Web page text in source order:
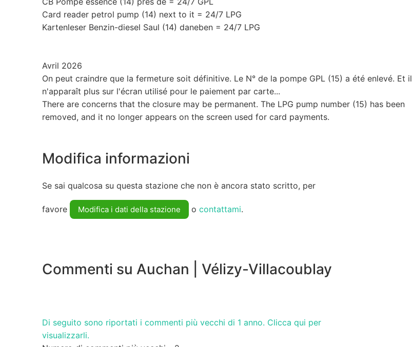
Card reader petrol pump (14) next to it = 24/7 LPG
Kartenleser Benzin-diesel Saul (14) daneben = 24/7 LPG
Avril 2026
On peut craindre que la fermeture soit définitive. Le N° de la pompe GPL (15) a été enlevé. Et il
n'apparaît plus sur l'écran utilisé pour le paiement par carte...
There are concerns that the closure may be permanent. The LPG pump number (15) has been
removed, and it no longer appears on the screen used for card payments.
Modifica informazioni
Se sai qualcosa su questa stazione che non è ancora stato scritto, per
favore Modifica i dati della stazione o contattami.
Commenti su Auchan | Vélizy-Villacoublay
Di seguito sono riportati i commenti più vecchi di 1 anno. Clicca qui per
visualizzarli.